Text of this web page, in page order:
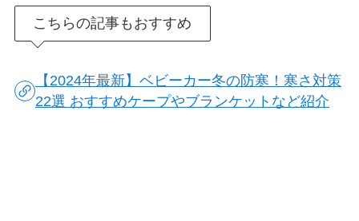
こちらの記事もおすすめ
【2024年最新】ベビーカー冬の防寒！寒さ対策
22選 おすすめケープやブランケットなど紹介